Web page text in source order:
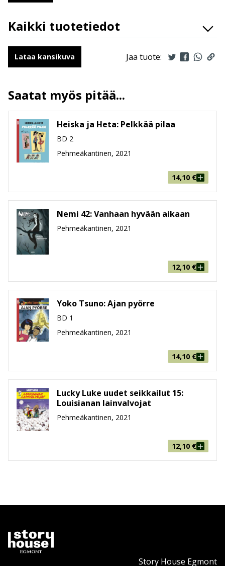
Kaikki tuotetiedot
ISBN
9789523343849
Kirjoittajat
Jouko Ruokosenmäki
Ilmestymispäivä
Sivumäärä
46
Koko
leveys x korkeus x paksuus
217 mm * 288 mm * 4 mm
Paino
Ikäryhmä
9-99
Lataa kansikuva Jaa tuote:
Saatat myös pitää...
Heiska ja Heta: Pelkkää pilaa
BD 2
Pehmeäkantinen, 2021
14,10 €
Nemi 42: Vanhaan hyvään aikaan
Pehmeäkantinen, 2021
12,10 €
Yoko Tsuno: Ajan pyörre
BD 1
Pehmeäkantinen, 2021
14,10 €
Lucky Luke uudet seikkailut 15:
Louisianan lainvalvojat
Pehmeäkantinen, 2021
12,10 €
Story House Egmont